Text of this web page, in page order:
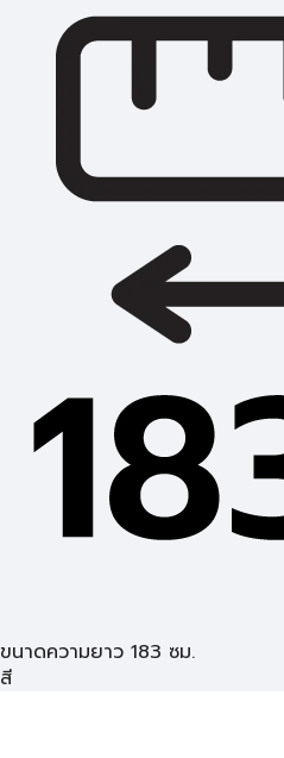
ขนาดความยาว 183 ซม.
สี